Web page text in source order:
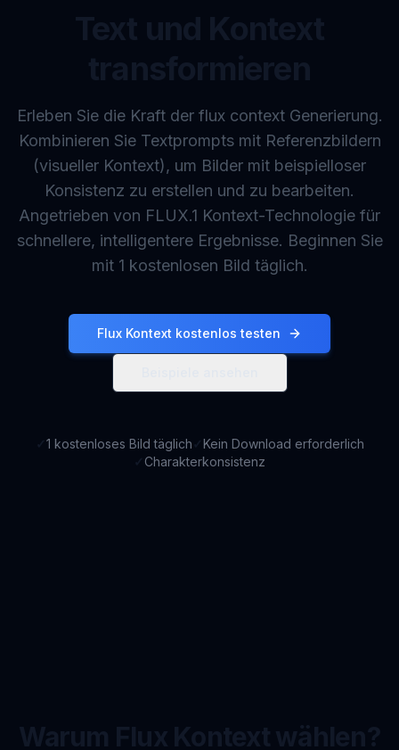
Erleben Sie die Kraft der flux context Generierung.
Kombinieren Sie Textprompts mit Referenzbildern
(visueller Kontext), um Bilder mit beispielloser
Konsistenz zu erstellen und zu bearbeiten.
Angetrieben von FLUX.1 Kontext-Technologie für
schnellere, intelligentere Ergebnisse. Beginnen Sie
mit 1 kostenlosen Bild täglich.
Flux Kontext kostenlos testen
1 kostenloses Bild täglich
Kein Download erforderlich
Charakterkonsistenz